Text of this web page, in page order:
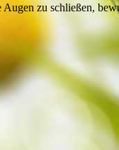
zu schließen,